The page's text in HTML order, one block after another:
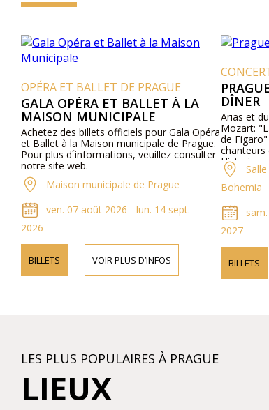
OPÉRA ET BALLET DE PRAGUE
GALA OPÉRA ET BALLET À LA
MAISON MUNICIPALE
Achetez des billets officiels pour Gala Opéra
et Ballet à la Maison municipale de Prague.
Pour plus d´informations, veuillez consulter
notre site web.
Maison municipale de Prague
ven. 07 août 2026 - lun. 14 sept.
2026
BILLETS VOIR PLUS D’INFOS
DÎNER
Arias et
Mozart:
de Figaro"
chanteurs
de
Bohemia
2027
BILLETS
LES PLUS POPULAIRES À PRAGUE
LIEUX